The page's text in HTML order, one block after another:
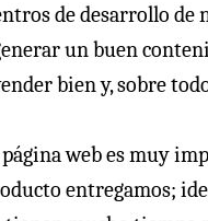
de desarrollo de
un buen
bien y, sobre
web es muy
entregamos;